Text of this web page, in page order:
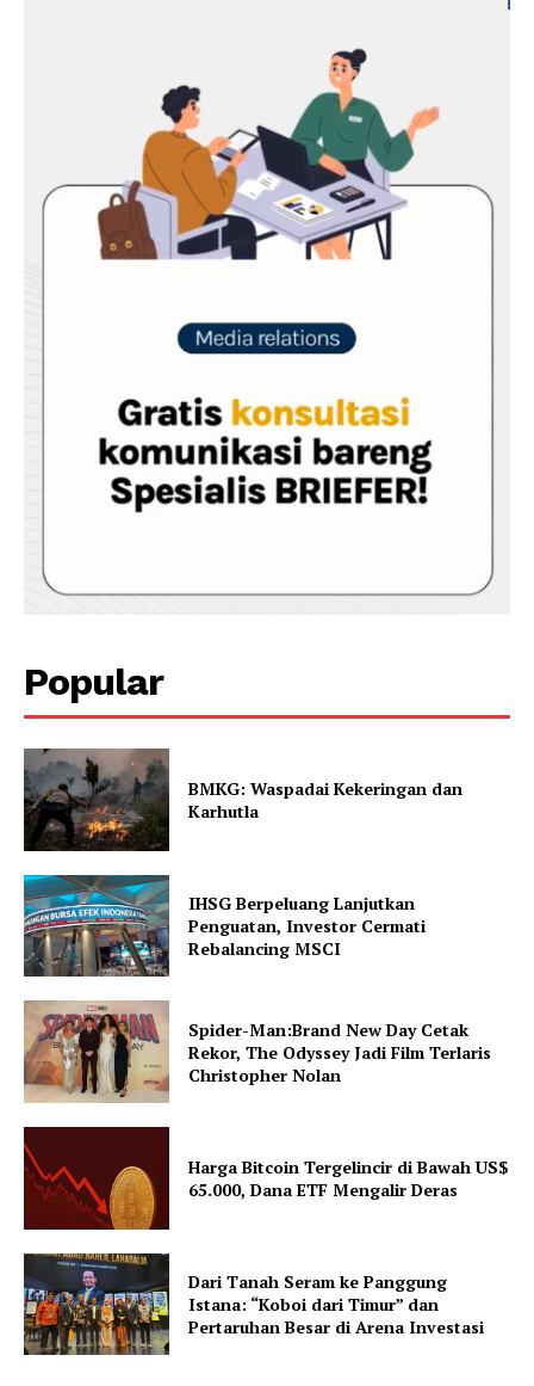
Popular
BMKG: Waspadai Kekeringan dan
Karhutla
IHSG Berpeluang Lanjutkan
Penguatan, Investor Cermati
Rebalancing MSCI
Spider-Man:Brand New Day Cetak
Rekor, The Odyssey Jadi Film Terlaris
Christopher Nolan
Harga Bitcoin Tergelincir di Bawah US$
65.000, Dana ETF Mengalir Deras
Dari Tanah Seram ke Panggung
Istana: “Koboi dari Timur” dan
Pertaruhan Besar di Arena Investasi